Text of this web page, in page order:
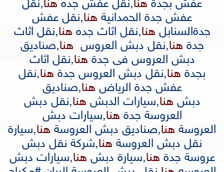
عفش بجدة هنا,نقل عفش جده هنا,نقل
عفش جدة الحمدانية هنا,نقل عفش
جدةالسنابل هنا,نقل اثاث جده هنا,نقل اثاث
جدة هنا,نقل دبش العروس هنا,صناديق
دبش العروس فى جدة هنا,نقل اثاث
بجدة هنا,نقل دبش العروس جدة هنا,نقل
عفش جدة الرياض هنا,صناديق
دبش هنا,سيارات الدبش هنا,نقل دبش
العروسة جدة هنا,سيارات دبش
العروسة هنا,صناديق دبش العروسة هنا,سيارة
نقل دبش العروسة هنا,شركة نقل دبش
عروسة جدة هنا,سيارة دبش هنا,سيارات دبش